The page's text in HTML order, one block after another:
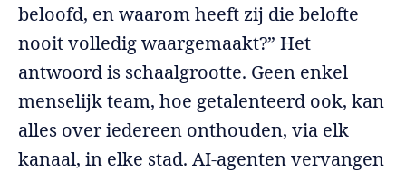
beloofd, en waarom heeft zij die belofte
nooit volledig waargemaakt?” Het
antwoord is schaalgrootte. Geen enkel
menselijk team, hoe getalenteerd ook, kan
alles over iedereen onthouden, via elk
kanaal, in elke stad. AI-agenten vervangen